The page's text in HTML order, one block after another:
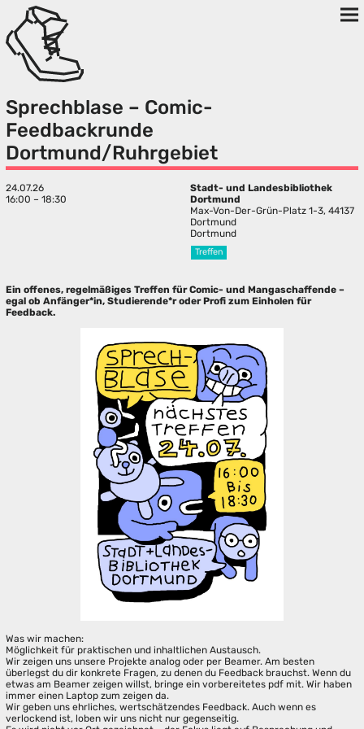
Sprechblase – Comic-
Feedbackrunde
Dortmund/Ruhrgebiet
24.07.26
16:00 – 18:30
Stadt- und Landesbibliothek
Dortmund
Max-Von-Der-Grün-Platz 1-3, 44137
Dortmund
Dortmund
Treffen
Ein offenes, regelmäßiges Treffen für Comic- und Mangaschaffende –
egal ob Anfänger*in, Studierende*r oder Profi zum Einholen für
Feedback.
Was wir machen:
Möglichkeit für praktischen und inhaltlichen Austausch.
Wir zeigen uns unsere Projekte analog oder per Beamer. Am besten
überlegst du dir konkrete Fragen, zu denen du Feedback brauchst. Wenn du
etwas am Beamer zeigen willst, bringe ein vorbereitetes pdf mit. Wir haben
immer einen Laptop zum zeigen da.
Wir geben uns ehrliches, wertschätzendes Feedback. Auch wenn es
verlockend ist, loben wir uns nicht nur gegenseitig.